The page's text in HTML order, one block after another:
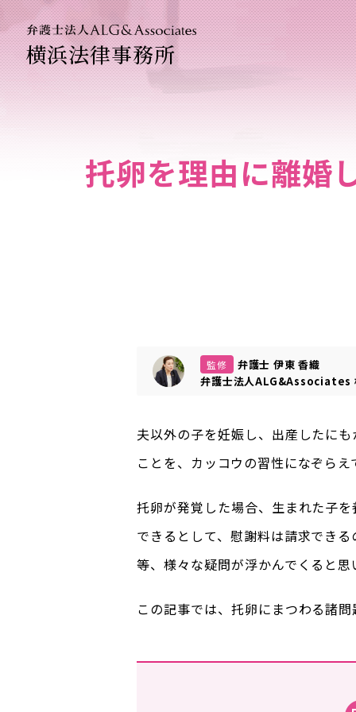
横浜法律事務所
托卵を理由に離婚
監修
弁護士 伊東 香織
弁護士法人ALG&Associates
夫以外の子を妊娠し、出産したに
ことを、カッコウの習性になぞらえ
托卵が発覚した場合、生まれた子
できるとして、慰謝料は請求でき
等、様々な疑問が浮かんでくると思
この記事では、托卵にまつわる諸